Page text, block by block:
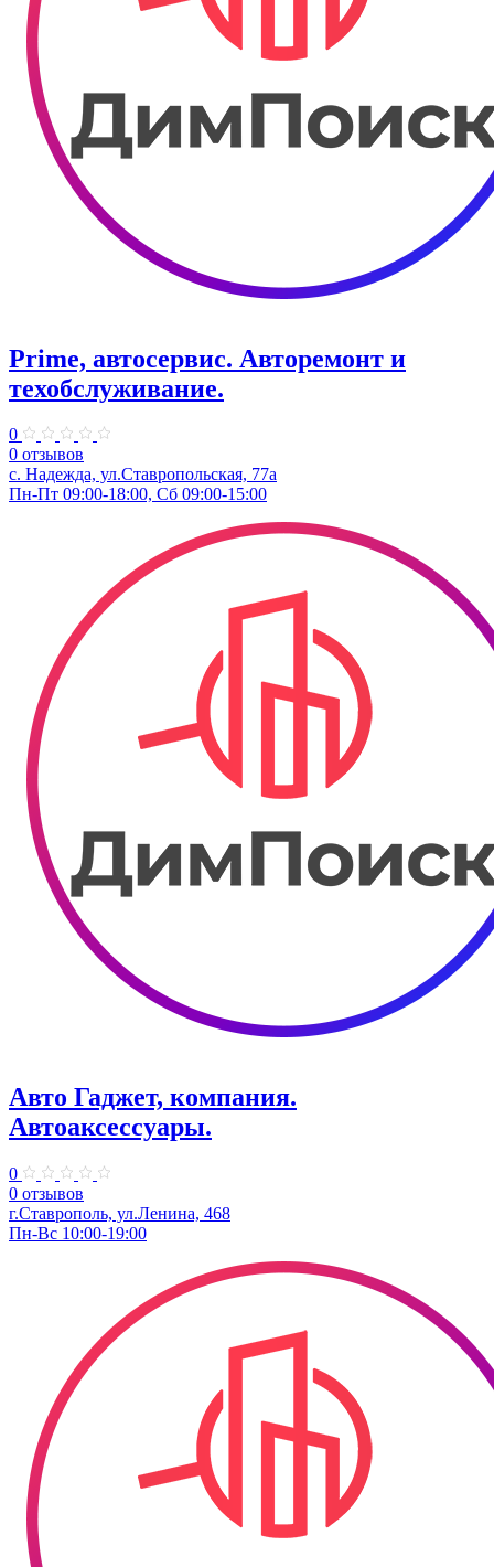
Prime, автосервис. Авторемонт и
техобслуживание.
0
0 отзывов
с. Надежда, ул.Ставропольская, 77а
Пн-Пт 09:00-18:00, Сб 09:00-15:00
Авто Гаджет, компания.
Автоаксессуары.
0
0 отзывов
г.Ставрополь, ул.Ленина, 468
Пн-Вс 10:00-19:00